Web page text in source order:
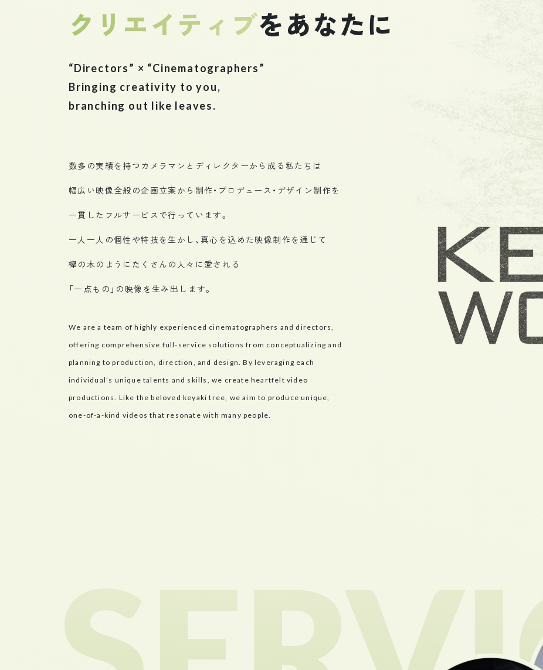
クリエイティブをあなたに
“Directors” × “Cinematographers”
Bringing creativity to you,
branching out like leaves.
数多の実績を持つカメラマンとディレクターから成る私たちは
幅広い映像全般の企画立案から制作・プロデュース・デザイン制作を
一貫したフルサービスで行っています。
一人一人の個性や特技を生かし、真心を込めた映像制作を通じて
欅の木のようにたくさんの人々に愛される
「一点もの」の映像を生み出します。
We are a team of highly experienced cinematographers and directors,
offering comprehensive full-service solutions from conceptualizing and
planning to production, direction, and design. By leveraging each
individual’s unique talents and skills, we create heartfelt video
productions. Like the beloved keyaki tree, we aim to produce unique,
one-of-a-kind videos that resonate with many people.